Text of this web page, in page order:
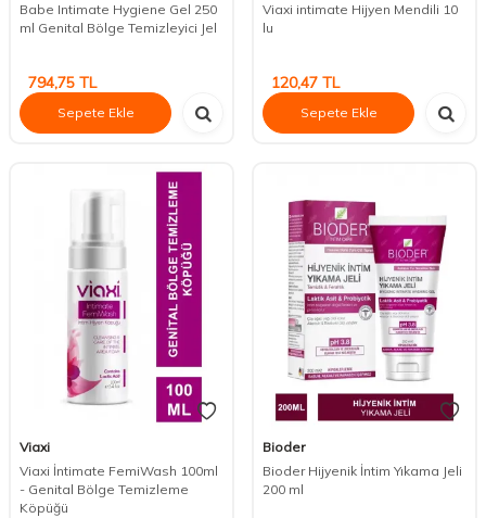
Babe Intimate Hygiene Gel 250
ml Genital Bölge Temizleyici Jel
794,75 TL
Sepete Ekle
Viaxi intimate Hijyen Mendili 10
lu
120,47 TL
Sepete Ekle
Viaxi
Viaxi İntimate FemiWash 100ml
- Genital Bölge Temizleme
Köpüğü
Bioder
Bioder Hijyenik İntim Yıkama Jeli
200 ml